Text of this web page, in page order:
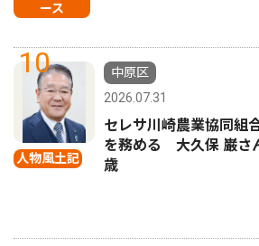
ース
10
人物風土記
中原区
2026.07.31
セレサ川崎農業協同組
を務める 大久保 巌
歳